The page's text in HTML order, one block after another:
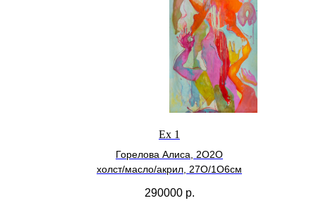
Ex 1
Горелова Алиса, 2О2О
холст/масло/акрил, 27О/1О6см
290000 р.